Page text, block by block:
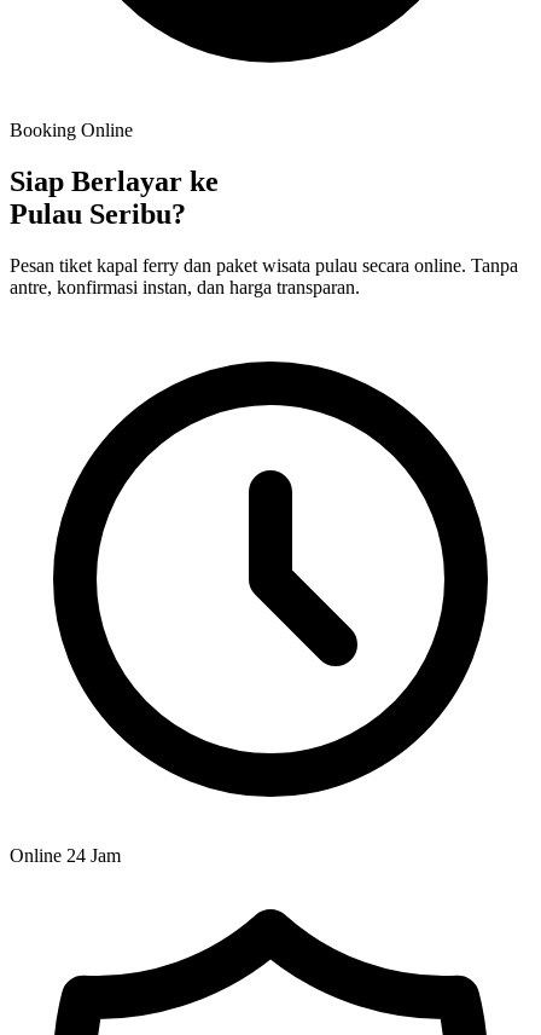
Booking Online
Siap Berlayar ke
Pulau Seribu?
Pesan tiket kapal ferry dan paket wisata pulau secara online. Tanpa
antre, konfirmasi instan, dan harga transparan.
Online 24 Jam